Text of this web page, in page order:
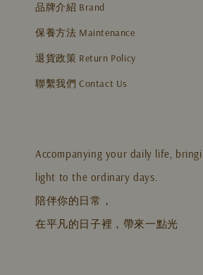
品牌介紹 Brand
保養方法 Maintenance
退貨政策 Return Policy
聯繫我們 Contact Us
Accompanying your daily life,
light to the ordinary days.
陪伴你的日常，
在平凡的日子裡，帶來一點光